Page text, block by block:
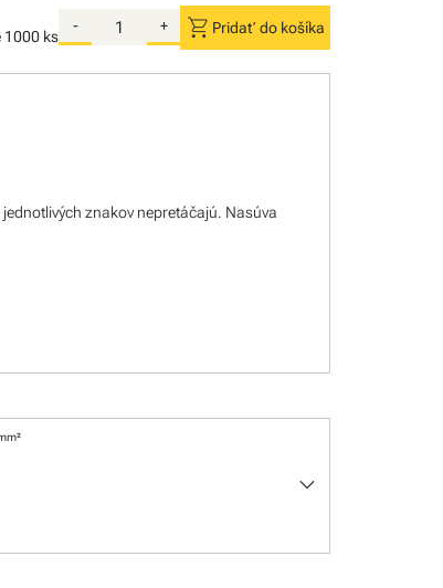
1000 ks
- + shopping_cart Pridať do košíka
znakov nepretáčajú. Nasúva
keyboard_arrow_down